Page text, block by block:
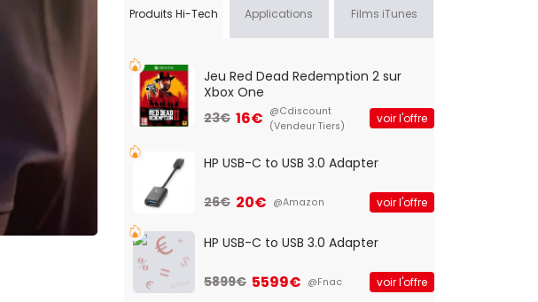
Produits Hi-Tech Applications Films iTunes
Jeu Red Dead Redemption 2 sur
Xbox One
23€ 16€ @Cdiscount
(Vendeur Tiers)
voir l'offre
HP USB-C to USB 3.0 Adapter
26€ 20€ @Amazon voir l'offre
HP USB-C to USB 3.0 Adapter
5899€ 5599€ @Fnac voir l'offre